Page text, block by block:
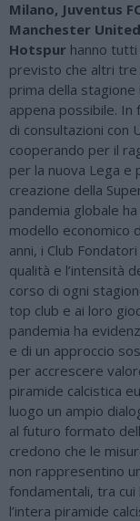
Milano, Juventus
Manchester
Hotspur hanno tutti
previsto che altri tre
prima della
appena possibile. In
di consultazioni con
cooperando per il
per la nuova Lega e
creazione della
pandemia globale
modello economico
anni, i Club
qualità e l’intensità
corso di ogni
top club e ai loro
pandemia ha
e di un approccio
per accrescere
piramide calcistica
luogo un ampio
al futuro formato
credono che le
non rappresentino
fondamentali, tra
l’intera piramide